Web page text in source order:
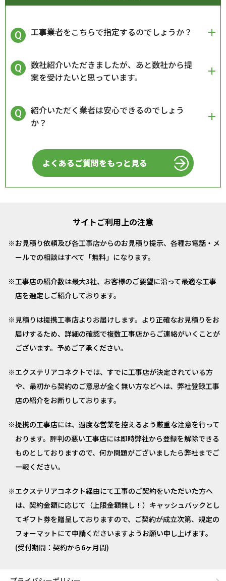
工事業者をこちらで指定するのでしょうか？
数社紹介いただきましたが、あと数社から提
案を受けたいと思っています。
紹介いただく業者は安心できるのでしょう
か？
よくあるご質問をもっと見る
サイトご利用上の注意
お見積り依頼及び各工事店からのお見積り提示、各種お電話・メ
ールでの相談はすべて「無料」になります。
工事店の紹介数は最大3社、お客様のご要望に沿って最適な工事
店を選定しご紹介しております。
見積りは提携工事店よりお届けします。より正確なお見積りをお
届けするため、詳細の確認で複数工事店からご連絡がいくことが
ございます。予めご了承ください。
エクステリアコネクトでは、すでに工事店が決定されている方
や、最初から契約のご意思が全く無い方などへは、弊社登録工事
店の紹介をお断りしております。
提携の工事店には、過度な営業を控えるよう厳重な注意を行って
おります。評判の悪い工事店には即時弊社から登録を解除できる
ものとしておりますので、何か問題がございましたら弊社までご
一報ください。
エクステリアコネクト経由にて工事のご契約をいただいた方へ
は、契約金額に応じて（上限金額無し！）キャッシュバックとし
てギフト券を贈呈しておりますので、ご契約が成立次第、規定の
フォーマットにて申請くださいますようお願い申し上げます。
(受付期間：契約から6ヶ月間)